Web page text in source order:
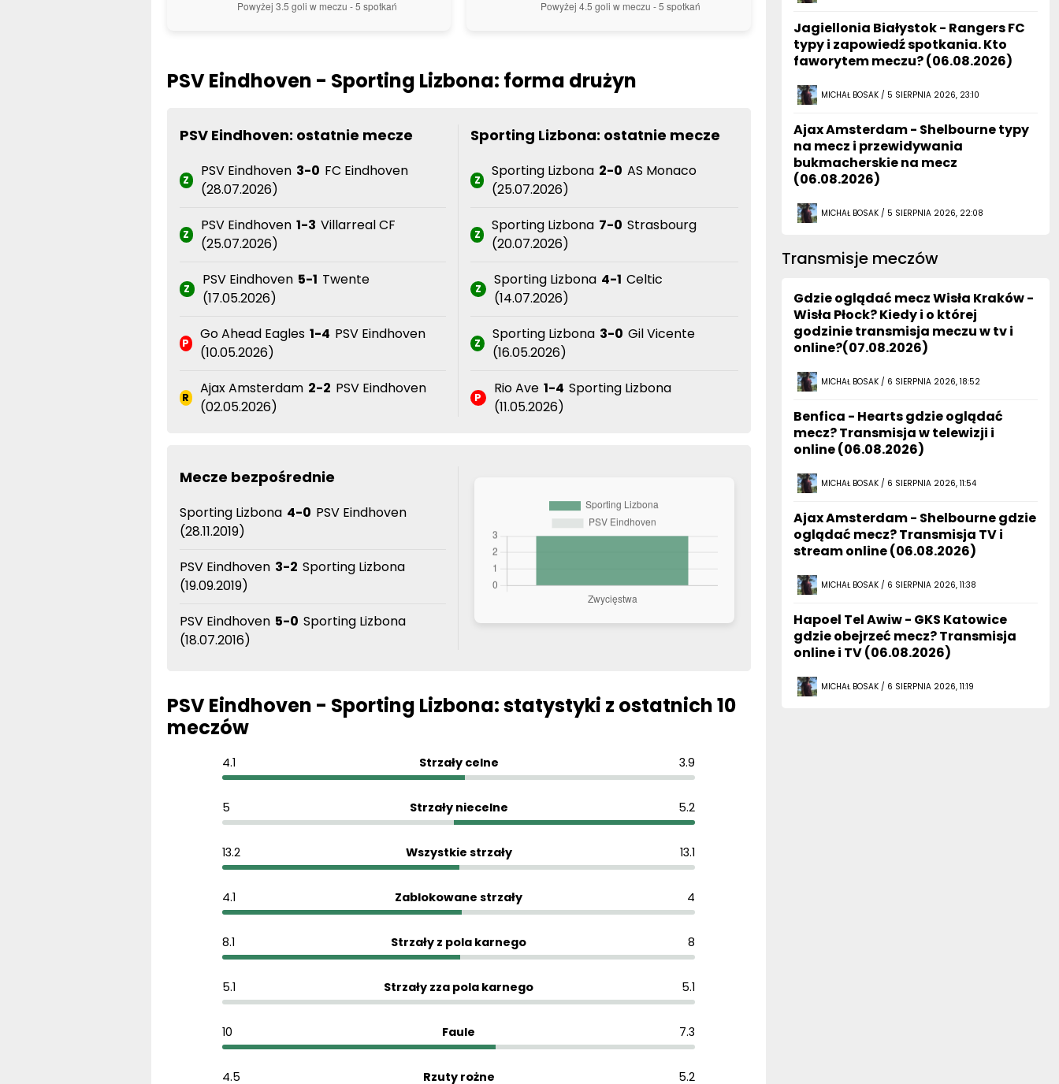
PSV Eindhoven - Sporting Lizbona: forma drużyn
PSV Eindhoven: ostatnie mecze
Z
PSV Eindhoven 3-0 FC Eindhoven
(28.07.2026)
Z
PSV Eindhoven 1-3 Villarreal CF
(25.07.2026)
Z
PSV Eindhoven 5-1 Twente
(17.05.2026)
P
Go Ahead Eagles 1-4 PSV Eindhoven
(10.05.2026)
R
Ajax Amsterdam 2-2 PSV Eindhoven
(02.05.2026)
Sporting Lizbona: ostatnie mecze
Z
Sporting Lizbona 2-0 AS Monaco
(25.07.2026)
Z
Sporting Lizbona 7-0 Strasbourg
(20.07.2026)
Z
Sporting Lizbona 4-1 Celtic
(14.07.2026)
Z
Sporting Lizbona 3-0 Gil Vicente
(16.05.2026)
P
Rio Ave 1-4 Sporting Lizbona
(11.05.2026)
Mecze bezpośrednie
Sporting Lizbona 4-0 PSV Eindhoven
(28.11.2019)
PSV Eindhoven 3-2 Sporting Lizbona
(19.09.2019)
PSV Eindhoven 5-0 Sporting Lizbona
(18.07.2016)
PSV Eindhoven - Sporting Lizbona: statystyki z ostatnich 10
meczów
4.1 Strzały celne 3.9
5 Strzały niecelne 5.2
13.2 Wszystkie strzały 13.1
4.1 Zablokowane strzały 4
8.1 Strzały z pola karnego 8
5.1 Strzały zza pola karnego 5.1
10 Faule 7.3
4.5 Rzuty rożne 5.2
Jagiellonia Białystok - Rangers FC
typy i zapowiedź spotkania. Kto
faworytem meczu? (06.08.2026)
MICHAŁ BOSAK / 5 SIERPNIA 2026, 23:10
Ajax Amsterdam - Shelbourne typy
na mecz i przewidywania
bukmacherskie na mecz
(06.08.2026)
MICHAŁ BOSAK / 5 SIERPNIA 2026, 22:08
Transmisje meczów
Gdzie oglądać mecz Wisła Kraków -
Wisła Płock? Kiedy i o której
godzinie transmisja meczu w tv i
online?(07.08.2026)
MICHAŁ BOSAK / 6 SIERPNIA 2026, 18:52
Benfica - Hearts gdzie oglądać
mecz? Transmisja w telewizji i
online (06.08.2026)
MICHAŁ BOSAK / 6 SIERPNIA 2026, 11:54
Ajax Amsterdam - Shelbourne gdzie
oglądać mecz? Transmisja TV i
stream online (06.08.2026)
MICHAŁ BOSAK / 6 SIERPNIA 2026, 11:38
Hapoel Tel Awiw - GKS Katowice
gdzie obejrzeć mecz? Transmisja
online i TV (06.08.2026)
MICHAŁ BOSAK / 6 SIERPNIA 2026, 11:19